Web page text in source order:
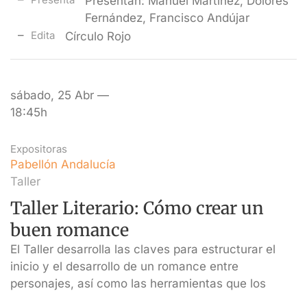
Fernández, Francisco Andújar
Edita Círculo Rojo
sábado, 25 Abr —
18:45h
Expositoras
Pabellón Andalucía
Taller
Taller Literario: Cómo crear un
buen romance
El Taller desarrolla las claves para estructurar el
inicio y el desarrollo de un romance entre
personajes, así como las herramientas que los